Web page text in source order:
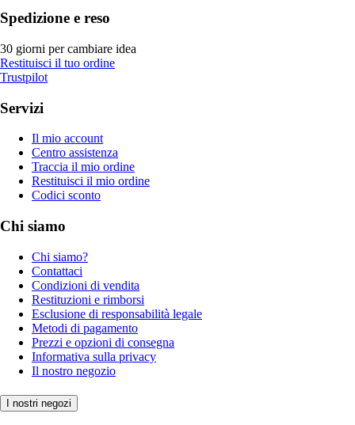
Spedizione e reso
30 giorni per cambiare idea
Restituisci il tuo ordine
Trustpilot
Servizi
Il mio account
Centro assistenza
Traccia il mio ordine
Restituisci il mio ordine
Codici sconto
Chi siamo
Chi siamo?
Contattaci
Condizioni di vendita
Restituzioni e rimborsi
Esclusione di responsabilità legale
Metodi di pagamento
Prezzi e opzioni di consegna
Informativa sulla privacy
Il nostro negozio
I nostri negozi